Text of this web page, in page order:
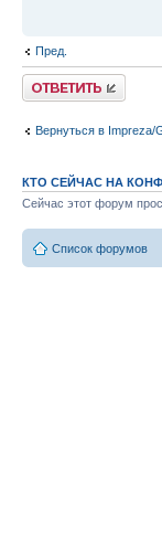
Пред.
Ответить
Вернуться в Impreza/
КТО СЕЙЧАС НА
Сейчас этот форум
Список форумов